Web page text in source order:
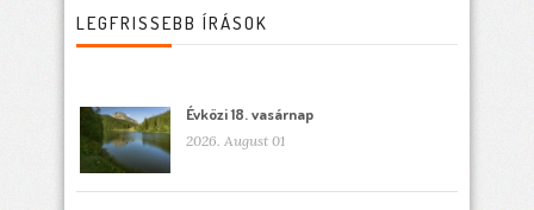
LEGFRISSEBB ÍRÁSOK
Évközi 18. vasárnap
2026. August 01